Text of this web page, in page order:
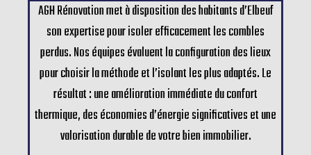
AGH Rénovation met à disposition des habitants d’Elbeuf
son expertise pour isoler efficacement les combles
perdus. Nos équipes évaluent la configuration des lieux
pour choisir la méthode et l’isolant les plus adaptés. Le
résultat : une amélioration immédiate du confort
thermique, des économies d’énergie significatives et une
valorisation durable de votre bien immobilier.